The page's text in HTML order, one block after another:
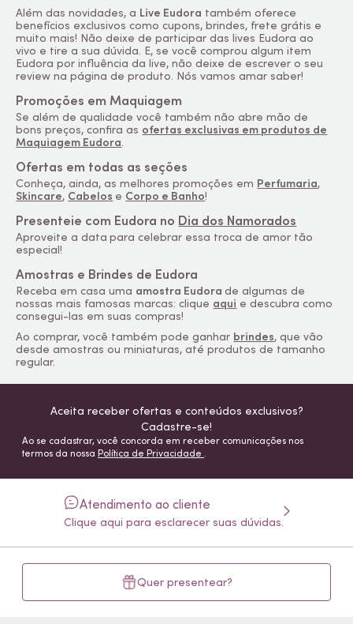
Além das novidades, a Live Eudora também oferece
benefícios exclusivos como cupons, brindes, frete grátis e
muito mais! Não deixe de participar das lives Eudora ao
vivo e tire a sua dúvida. E, se você comprou algum item
Eudora por influência da live, não deixe de escrever o seu
review na página de produto. Nós vamos amar saber!
Promoções em Maquiagem
Se além de qualidade você também não abre mão de
bons preços, confira as ofertas exclusivas em produtos de
Maquiagem Eudora.
Ofertas em todas as seções
Conheça, ainda, as melhores promoções em Perfumaria,
Skincare, Cabelos e Corpo e Banho!
Presenteie com Eudora no Dia dos Namorados
Aproveite a data para celebrar essa troca de amor tão
especial!
Amostras e Brindes de Eudora
Receba em casa uma amostra Eudorade algumas de
nossas mais famosas marcas: clique aqui e descubra como
consegui-las em suas compras!
Ao comprar, você também pode ganhar brindes, que vão
desde amostras ou miniaturas, até produtos de tamanho
regular.
Aceita receber ofertas e conteúdos exclusivos?
Cadastre-se!
Ao se cadastrar, você concorda em receber comunicações nos
termos da nossa Política de Privacidade .
Atendimento ao cliente
Clique aqui para esclarecer suas dúvidas.
Quer presentear?